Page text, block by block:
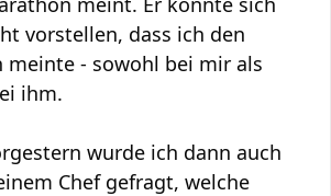
vorstellen, dass ich den
meinte - sowohl bei mir als
ihm.
wurde ich dann auch
Chef gefragt, welche